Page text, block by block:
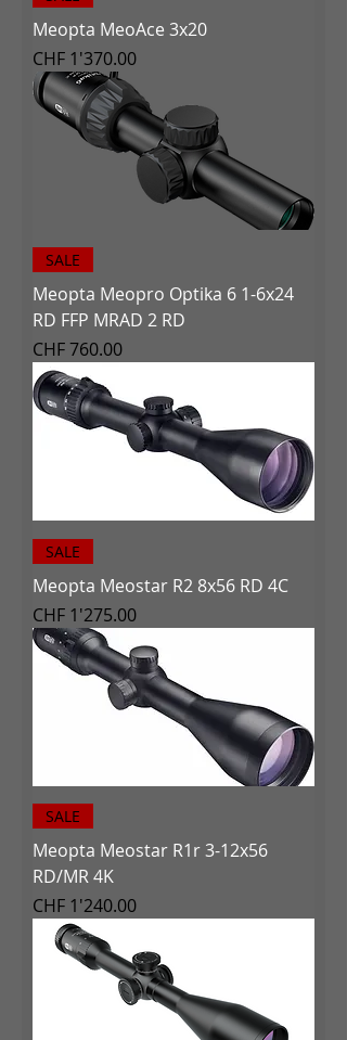
Meopta MeoAce 3x20
Preis
CHF 1'370.00
SALE
Meopta Meopro Optika 6 1-6x24
RD FFP MRAD 2 RD
Preis
CHF 760.00
SALE
Meopta Meostar R2 8x56 RD 4C
Preis
CHF 1'275.00
SALE
Meopta Meostar R1r 3-12x56
RD/MR 4K
Preis
CHF 1'240.00